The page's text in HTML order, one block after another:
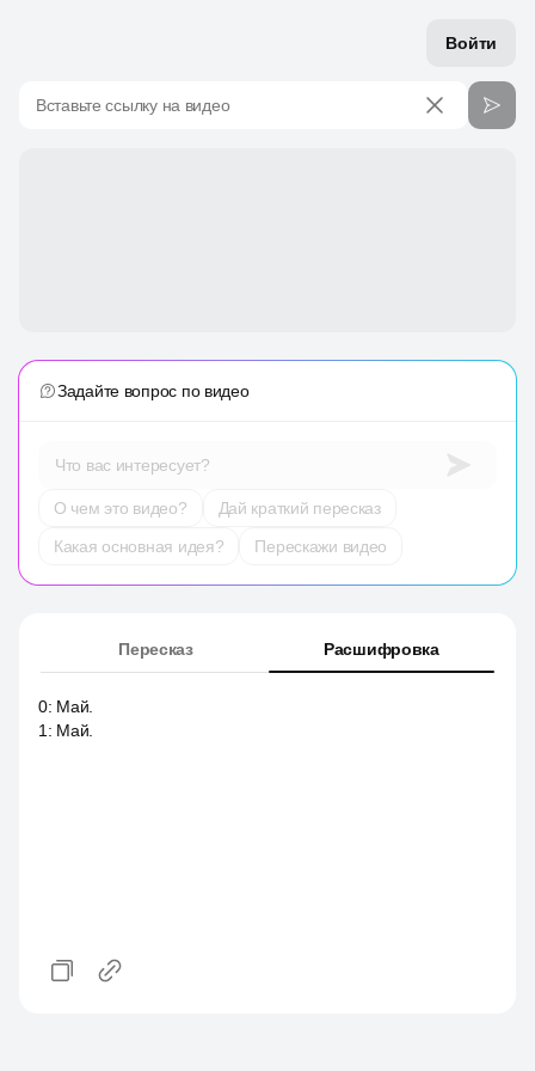
Войти
Вставьте ссылку на видео
Задайте вопрос по видео
Что вас интересует?
О чем это видео?
Дай краткий пересказ
Какая основная идея?
Перескажи видео
Пересказ Расшифровка
0: Май.
1 : Май.